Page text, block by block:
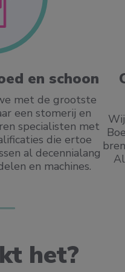
en schoon
met de grootste
een stomerij en
specialisten met
die ertoe
al decennialang
en machines.
het?